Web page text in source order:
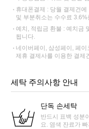
휴대폰결제 : 당월 결제건
및 부분취소는 수수료
예치, 적립금 환불 : 예치금
됩니다.
네이버페이, 삼성페이, 페
제휴 결제사를 이용한 결제
세탁 주의사항 안내
단독 손세탁
반드시 표백 성분
요. 염색 잔료가